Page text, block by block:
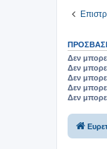
Δεν
Δεν
Δεν
Δεν
Δεν